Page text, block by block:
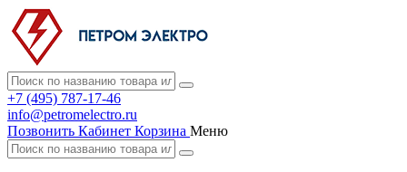
+7 (495) 787-17-46
info@petromelectro.ru
Позвонить Кабинет Корзина Меню